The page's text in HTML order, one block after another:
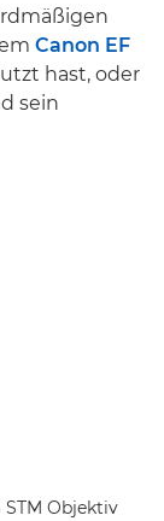
Canon EF
hast, oder
sein
STM Objektiv